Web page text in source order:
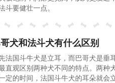
斗要健壮一点。
犬和法斗犬有什么区别
法国斗牛犬是立耳，而巴哥犬是垂
直观区别两种犬不同的特点。两种
定的时间，法国斗牛犬的耳朵就会